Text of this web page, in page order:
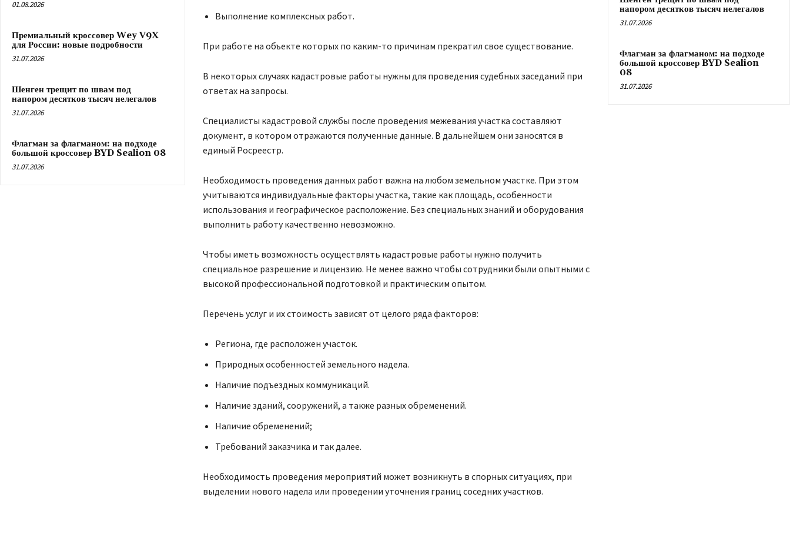
01.08.2026
Премиальный кроссовер Wey V9X
для России: новые подробности
31.07.2026
Шенген трещит по швам под
напором десятков тысяч нелегалов
31.07.2026
Флагман за флагманом: на подходе
большой кроссовер BYD Sealion 08
31.07.2026
Выполнение комплексных работ.
При работе на объекте которых по каким-то причинам прекратил свое существование.
В некоторых случаях кадастровые работы нужны для проведения судебных заседаний при
ответах на запросы.
Специалисты кадастровой службы после проведения межевания участка составляют
документ, в котором отражаются полученные данные. В дальнейшем они заносятся в
единый Росреестр.
Необходимость проведения данных работ важна на любом земельном участке. При этом
учитываются индивидуальные факторы участка, такие как площадь, особенности
использования и географическое расположение. Без специальных знаний и оборудования
выполнить работу качественно невозможно.
Чтобы иметь возможность осуществлять кадастровые работы нужно получить
специальное разрешение и лицензию. Не менее важно чтобы сотрудники были опытными с
высокой профессиональной подготовкой и практическим опытом.
Перечень услуг и их стоимость зависят от целого ряда факторов:
Региона, где расположен участок.
Природных особенностей земельного надела.
Наличие подъездных коммуникаций.
Наличие зданий, сооружений, а также разных обременений.
Наличие обременений;
Требований заказчика и так далее.
Необходимость проведения мероприятий может возникнуть в спорных ситуациях, при
выделении нового надела или проведении уточнения границ соседних участков.
напором десятков тысяч нелегалов
31.07.2026
Флагман за флагманом: на подходе
большой кроссовер BYD Sealion
08
31.07.2026